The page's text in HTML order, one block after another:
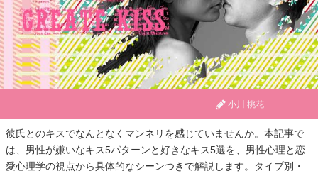
小川 桃花
彼氏とのキスでなんとなくマンネリを感じていませんか。本記事で
は、男性が嫌いなキス5パターンと好きなキス5選を、男性心理と恋
愛心理学の視点から具体的なシーンつきで解説します。タイプ別・